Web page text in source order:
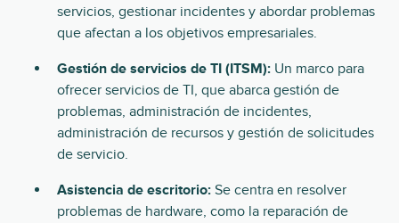
servicios, gestionar incidentes y abordar problemas
que afectan a los objetivos empresariales.
Gestión de servicios de TI (ITSM): Un marco para
ofrecer servicios de TI, que abarca gestión de
problemas, administración de incidentes,
administración de recursos y gestión de solicitudes
de servicio.
Asistencia de escritorio: Se centra en resolver
problemas de hardware, como la reparación de